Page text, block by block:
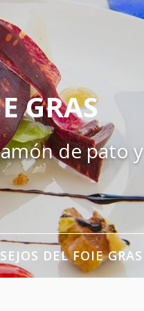
GRAS
de pato y
DEL FOIE GRAS